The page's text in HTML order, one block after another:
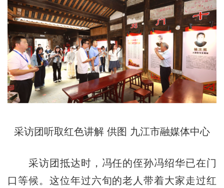
采访团听取红色讲解 供图 九江市融媒体中心
采访团抵达时，冯任的侄孙冯绍华已在门
口等候。这位年过六旬的老人带着大家走过红